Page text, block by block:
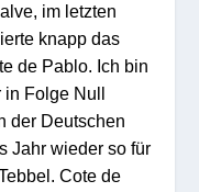
im letzten
knapp das
de Pablo. Ich bin
Folge Null
der Deutschen
Jahr wieder so für
Cote de